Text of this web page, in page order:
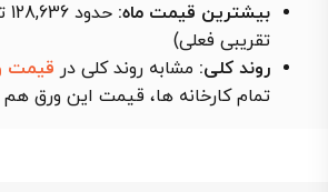
بیشترین قیمت ماه:
تقریبی فعلی)
روند کلی: مشابه روند کلی در قیمت
تمام کارخانه ها، قیمت این ورق